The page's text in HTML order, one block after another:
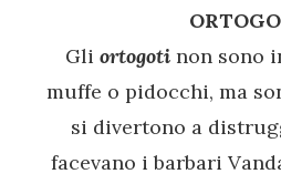
Gli ortogoti non sono
muffe o pidocchi, ma
si divertono a
facevano i barbari